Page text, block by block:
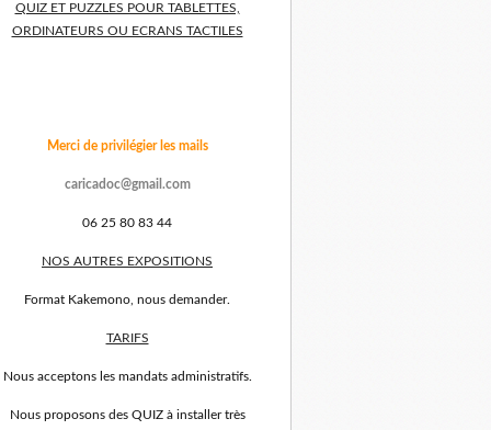
QUIZ ET PUZZLES POUR TABLETTES,
ORDINATEURS OU ECRANS TACTILES
Merci de privilégier les mails
caricadoc@gmail.com
06 25 80 83 44
NOS AUTRES EXPOSITIONS
Format Kakemono, nous demander.
TARIFS
Nous acceptons les mandats administratifs.
Nous proposons des QUIZ à installer très